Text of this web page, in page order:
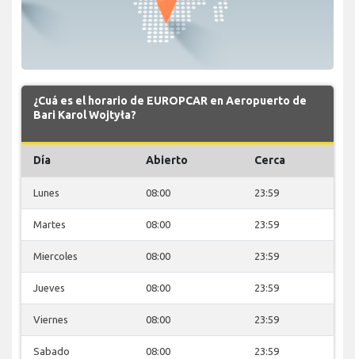
¿Cuá es el horario de EUROPCAR en Aeropuerto de
Bari Karol Wojtyła?
Día Abierto Cerca
Lunes 08:00 23:59
Martes 08:00 23:59
Miercoles 08:00 23:59
Jueves 08:00 23:59
Viernes 08:00 23:59
Sabado 08:00 23:59